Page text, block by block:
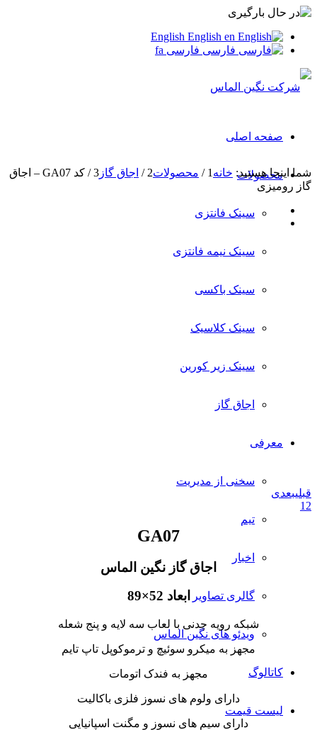
English English en
فارسی فارسی fa
صفحه اصلی
محصولات
سینک فانتزی
سینک نیمه فانتزی
سینک باکسی
سینک کلاسیک
سینک زیر کورین
اجاق گاز
معرفی
سخنی از مدیریت
تیم
اخبار
گالری تصاویر
ویدئو های نگین الماس
کاتالوگ
لیست قیمت
شما اینجا هستید: خانه 1
/ محصولات2
/ اجاق گاز 3
/
کد GA07 – اجاق
گاز رومیزی
قبلیبعدی
1 2
GA07
اجاق گاز نگین الماس
ابعاد 52×89
شبکه رویه چدنی با لعاب سه لایه و پنج شعله
مجهز به میکرو سوئیچ و ترموکوپل تاپ تایم
مجهز به فندک اتومات
دارای ولوم های نسوز فلزی باکالیت
دارای سیم های نسوز و مگنت اسپانیایی